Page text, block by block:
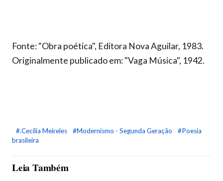
Fonte: "Obra poética", Editora Nova Aguilar, 1983.
Originalmente publicado em: "Vaga Música", 1942.
#.Cecília Meireles #Modernismo - Segunda Geração
#Poesia
brasileira
Leia Também